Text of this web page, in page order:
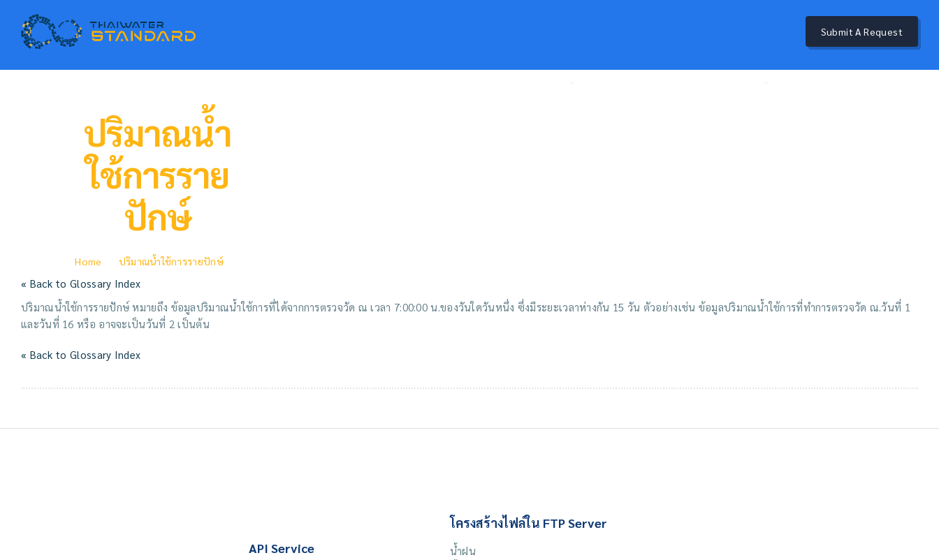
Submit A Request
ปริมาณน้ำ
ใช้การราย
ปักษ์
Home ปริมาณน้ำใช้การรายปักษ์
« Back to Glossary Index
ปริมาณน้ำใช้การรายปักษ์หมายถึง ข้อมูลปริมาณน้ำใช้การที่ได้จากการตรวจวัด ณ เวลา 7:00:00 น.ของวันใดวันหนึ่ง ซึ่งมีระยะเวลาห่างกัน 15 วัน ตัวอย่างเช่น ข้อมูลปริมาณน้ำใช้การที่ทำการตรวจวัด ณ.วันที่ 1
และวันที่ 16 หรือ อาจจะเป็นวันที่ 2 เป็นต้น
« Back to Glossary Index
API Service
โครงสร้างไฟล์ใน FTP Server
น้ำฝน